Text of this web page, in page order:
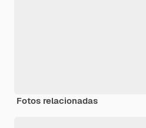
Fotos relacionadas